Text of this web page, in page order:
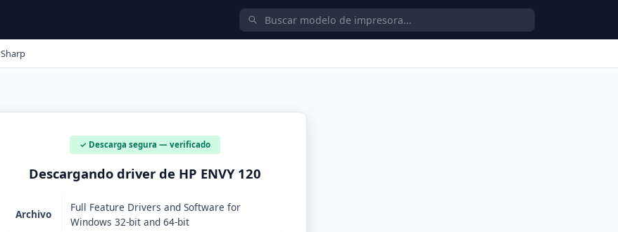
Sharp
✓ Descarga segura — verificado
Descargando driver de HP ENVY 120
Archivo
Full Feature Drivers and Software for
Windows 32-bit and 64-bit